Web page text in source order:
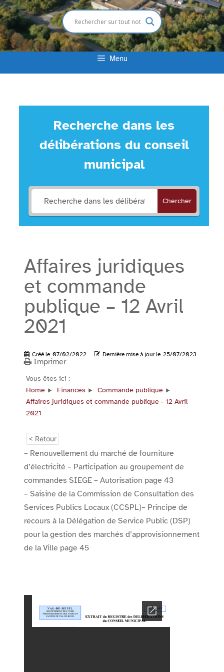
Menu
Recherche dans les
délibérations du conseil
municipal
Chercher
Affaires juridiques
et commande
publique – 12 Avril
2021
Créé le 07/02/2022 Dernière mise à jour le 25/07/2023
Imprimer
Vous êtes ici :
Home
Finances
Commande publique
Affaires juridiques et commande publique - 12 Avril
2021
< Retour
– Renouvellement du marché de fourniture
d’électricité – Participation au groupement de
commandes SIEGE – Autorisation page 43
– Saisine de la Commission de Consultation des
Services Publics Locaux (CCSPL)– Principe de
recours à la Délégation de Service Public (DSP)
pour la gestion des marchés d’approvisionnement
de la Ville page 45